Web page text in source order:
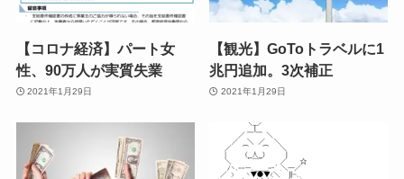
【コロナ経済】パート女
性、90万人が実質失業
2021年1月29日
【観光】GoToトラベルに1
兆円追加。3次補正
2021年1月29日